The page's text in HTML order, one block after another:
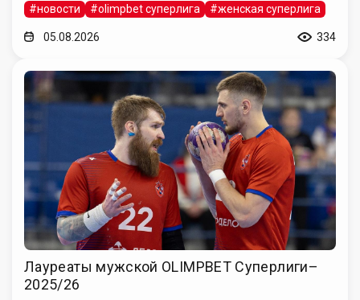
#новости #olimpbet суперлига #женская суперлига
05.08.2026 334
Лауреаты мужской OLIMPBET Суперлиги–
2025/26